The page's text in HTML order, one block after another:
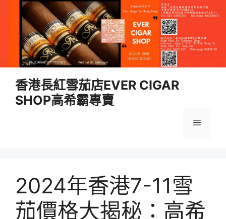
香港長紅雪茄店EVER CIGAR
SHOP高希霸專賣
選
2024年香港7-11雪
茄價格大揭秘：高希